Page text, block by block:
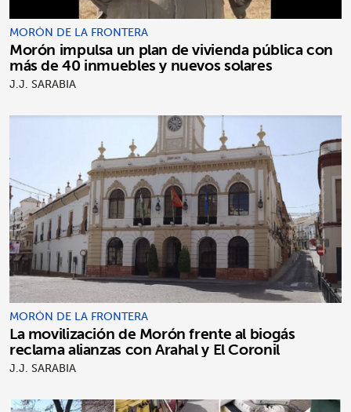
MORÓN DE LA FRONTERA
Morón impulsa un plan de vivienda pública con
más de 40 inmuebles y nuevos solares
J.J. SARABIA
MORÓN DE LA FRONTERA
La movilización de Morón frente al biogás
reclama alianzas con Arahal y El Coronil
J.J. SARABIA